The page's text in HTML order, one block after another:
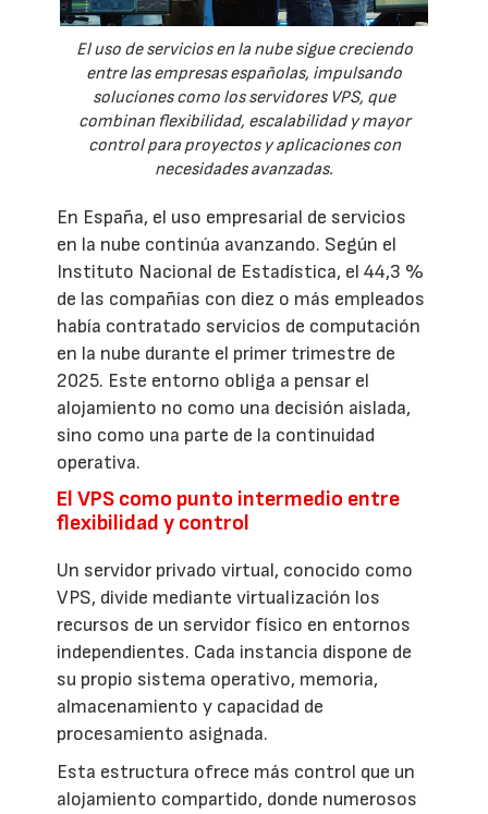
El uso de servicios en la nube sigue creciendo
entre las empresas españolas, impulsando
soluciones como los servidores VPS, que
combinan flexibilidad, escalabilidad y mayor
control para proyectos y aplicaciones con
necesidades avanzadas.
En España, el uso empresarial de servicios
en la nube continúa avanzando. Según el
Instituto Nacional de Estadística, el 44,3 %
de las compañías con diez o más empleados
había contratado servicios de computación
en la nube durante el primer trimestre de
2025. Este entorno obliga a pensar el
alojamiento no como una decisión aislada,
sino como una parte de la continuidad
operativa.
El VPS como punto intermedio entre
flexibilidad y control
Un servidor privado virtual, conocido como
VPS, divide mediante virtualización los
recursos de un servidor físico en entornos
independientes. Cada instancia dispone de
su propio sistema operativo, memoria,
almacenamiento y capacidad de
procesamiento asignada.
Esta estructura ofrece más control que un
alojamiento compartido, donde numerosos